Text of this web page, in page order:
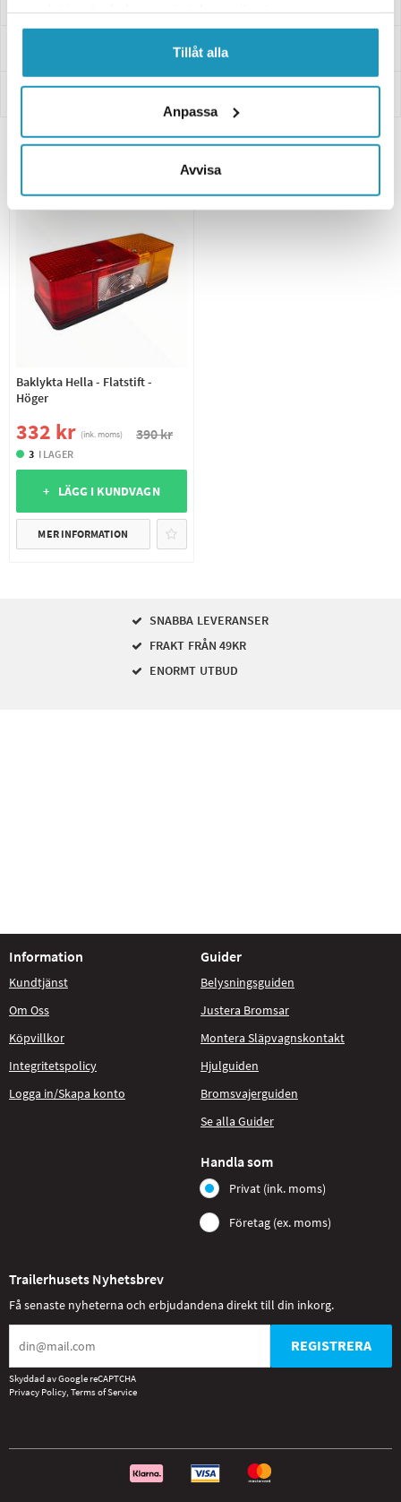
Tillåt alla
Anpassa
Avvisa
Leverans- & Returinformation
Betalning
Relaterade produkter
Baklykta Hella - Flatstift -
Höger
332 kr (ink. moms) 390 kr
3 I LAGER
+ LÄGG I KUNDVAGN
MER INFORMATION
SNABBA LEVERANSER
FRAKT FRÅN 49KR
ENORMT UTBUD
Information
Kundtjänst
Om Oss
Köpvillkor
Integritetspolicy
Logga in/Skapa konto
Guider
Belysningsguiden
Justera Bromsar
Montera Släpvagnskontakt
Hjulguiden
Bromsvajerguiden
Se alla Guider
Handla som
Privat (ink. moms)
Företag (ex. moms)
Trailerhusets Nyhetsbrev
Få senaste nyheterna och erbjudandena direkt till din inkorg.
REGISTRERA
Skyddad av Google reCAPTCHA
Privacy Policy, Terms of Service